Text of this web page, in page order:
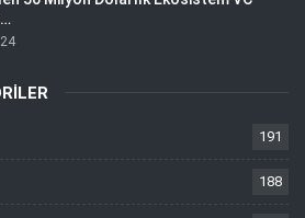
191
188